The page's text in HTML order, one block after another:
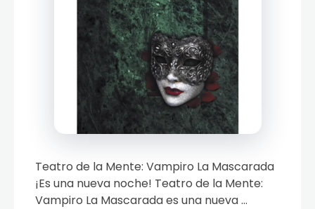
Teatro de la Mente: Vampiro La Mascarada
¡Es una nueva noche! Teatro de la Mente:
Vampiro La Mascarada es una nueva ...